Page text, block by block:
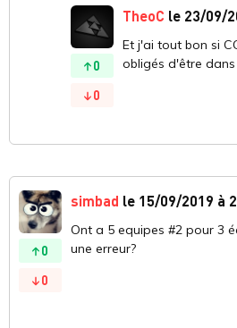
0
0
TheoC le 23/09/
Et j'ai tout bon si
obligés d'être
0
0
simbad le 15/09/2019 à
Ont a 5 equipes #2 pour 3
une erreur?